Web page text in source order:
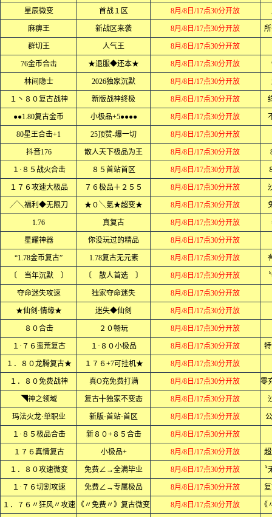
星辰微变 首战１区 8月/8日/17点30分开放
麻痹王 新战区来袭 8月/8日/17点30分开放
群切王 人气王 8月/8日/17点30分开放
76金币合击 ★退服◆还本★ 8月/8日/17点30分开放
林间隐士 2026独家沉默 8月/8日/17点30分开放
１丶８０复古战神 新版战神终极 8月/8日/17点30分开放
●●1.80复古金币 小极品+5●●●● 8月/8日/17点30分开放
80星王合击+1 25顶赞-爆一切 8月/8日/17点30分开放
抖音176 散人天下极品为王 8月/8日/17点30分开放
１·８５战火合击 ８５首站首区 8月/8日/17点30分开放
１７６攻速大极品 ７６极品＋２５５ 8月/8日/17点30分开放
╱╲福利◆无限刀 ★０╲氪★超变★ 8月/8日/17点30分开放
1.76 真复古 8月/8日/17点30分开放
星耀神器 你没玩过的精品 8月/8日/17点30分开放
“1.78金币复古” 1.78复古无元素 8月/8日/17点30分开放
〔 当年沉默 〕 〔 散人首选 〕 8月/8日/17点30分开放
夺命迷失攻速 独家夺命迷失 8月/8日/17点30分开放
★仙剑·情缘★ 迷失◆仙剑 8月/8日/17点30分开放
８０合击 ２０畅玩 8月/8日/17点30分开放
１·７６蛮荒复古 １·８０小极品 8月/8日/17点30分开放
１．８０龙腾复古★ １７６+7可挂机★ 8月/8日/17点30分开放
１．８０免费战神 真Ο充免费打满 8月/8日/17点30分开放
◥神之领域 复古╋独家不变态 8月/8日/17点30分开放
玛法火龙·单职业 新版·首站·首区 8月/8日/17点30分开放
１·８５极品合击 新８０+８５合击 8月/8日/17点30分开放
１７６真情复古 小极品+ 8月/8日/17点30分开放
１．８０攻速微变 免费∠→全满毕业 8月/8日/17点30分开放
１·７６切割攻速 免费∠→专属极品 8月/8日/17点30分开放
１．７６〃狂风〃攻速 《〃免费〃》复古微变 8月/8日/17点30分开放